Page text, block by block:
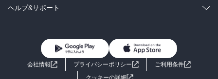
BL・TL
雑誌・グラビア
ラノベ
コミック
ライトノベル 男子向けラノベ
小説
ヘルプ&サポート
よくあるご質問 お問い合わせ
会社情報 プライバシーポリシー
ご利用条件
クッキーの詳細